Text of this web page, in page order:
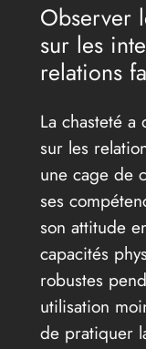
Observer
sur les
relations
La chasteté
sur les
une cage de
ses
son attitude
capacités
robustes
utilisation
de pratiquer